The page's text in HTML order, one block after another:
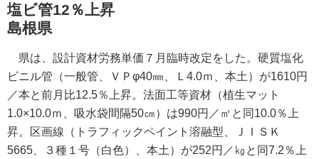
塩ビ管12％上昇
島根県
県は、設計資材労務単価７月臨時改定をした。硬質塩化
ビニル管（一般管、ＶＰφ40㎜、Ｌ4.0ｍ、本土）が1610円
／本と前月比12.5％上昇。法面工等資材（植生マット
1.0×10.0ｍ、吸水袋間隔50㎝）は990円／㎡と同10.0％上
昇。区画線（トラフィックペイント溶融型、ＪＩＳＫ
5665、３種１号（白色）、本土）が252円／㎏と同7.2％上